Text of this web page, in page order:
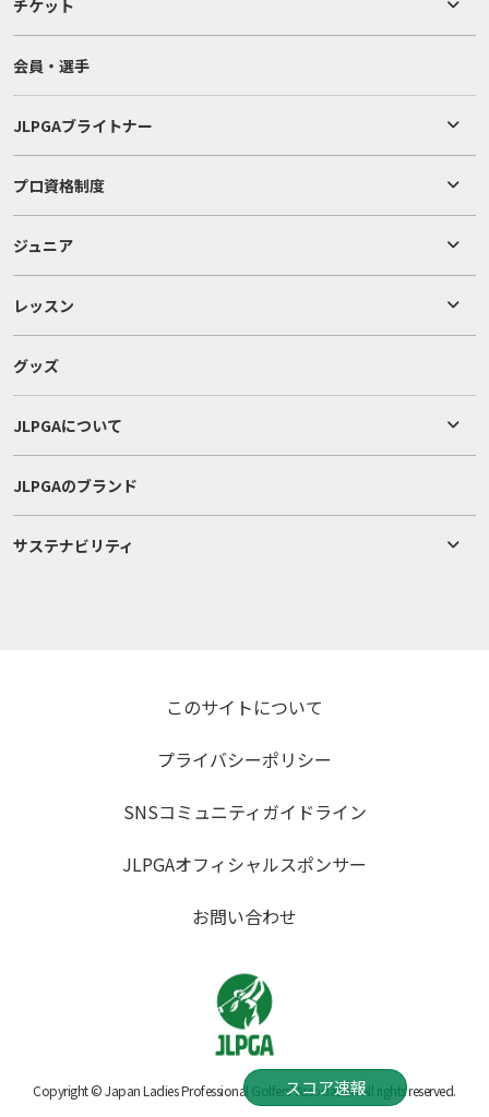
チケット
会員・選手
JLPGAブライトナー
プロ資格制度
ジュニア
レッスン
グッズ
JLPGAについて
JLPGAのブランド
サステナビリティ
このサイトについて
プライバシーポリシー
SNSコミュニティガイドライン
JLPGAオフィシャルスポンサー
お問い合わせ
Copyright © Japan Ladies Professional Golfers' Association All rights reserved.
スコア速報